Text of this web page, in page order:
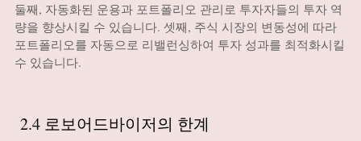
둘째, 자동화된 운용과 포트폴리오 관리로 투자자들의 투자 역
량을 향상시킬 수 있습니다. 셋째, 주식 시장의 변동성에 따라
포트폴리오를 자동으로 리밸런싱하여 투자 성과를 최적화시킬
수 있습니다.
2.4 로보어드바이저의 한계